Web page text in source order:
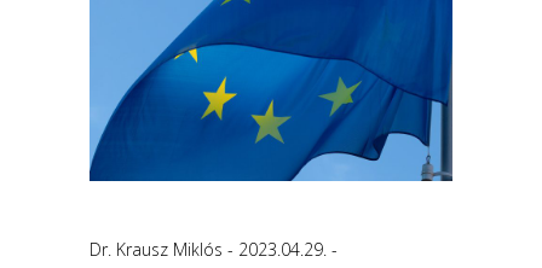
Dr. Krausz Miklós 2023.04.29.